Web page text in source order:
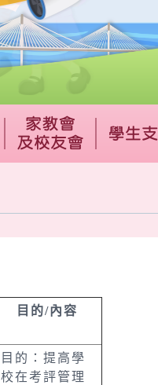
目的/內容
目的：提高學
校在考評管理